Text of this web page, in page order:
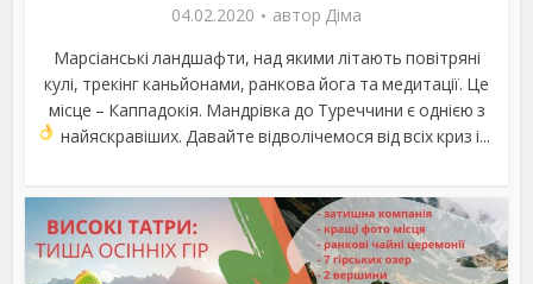
04.02.2020 автор Діма
Марсіанські ландшафти, над якими літають повітряні
кулі, трекінг каньйонами, ранкова йога та медитації. Це
місце – Каппадокія. Мандрівка до Туреччини є однією з
найяскравіших.Давайте відволічемося від всіх криз і...